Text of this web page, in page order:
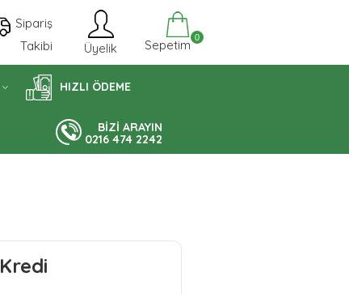
Sipariş
Takibi
Üyelik Sepetim 0
HIZLI ÖDEME
BİZİ ARAYIN
0216 474 2242